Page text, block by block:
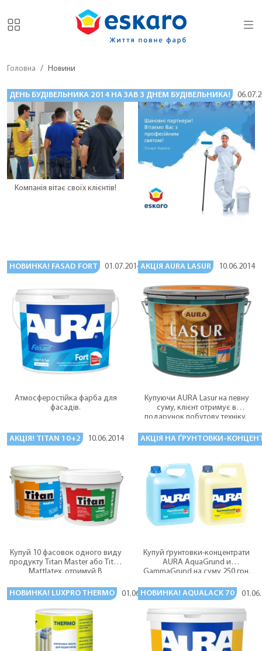
Головна Новини
ДЕНЬ БУДІВЕЛЬНИКА 2014 НА ЗАВОДІ ESKARO 10.08.2014
Компанія вітає своїх клієнтів!
З ДНЕМ БУДІВЕЛЬНИКА!
НОВИНКА! FASAD FORT 01.07.2014
Атмосферостійка фарба для
фасадів.
АКЦІЯ AURA LASUR 10.06.2014
Купуючи AURA Lasur на певну
суму, клієнт отримує в
подарунок побутову техніку.
АКЦІЯ! TITAN 10+2 10.06.2014
Купуй 10 фасовок одного виду
продукту Titan Master або Titan
Mattlatex, отримуй В
продукту.
АКЦІЯ НА ҐРУНТОВКИ-
Купуй ґрунтовки-концентрати
AURA AquaGrund и
GammaGrund на суму 250 грн.
НОВИНКА! LUXPRO THERMO
01.06.2014НОВИНКА! AQUALACK 70